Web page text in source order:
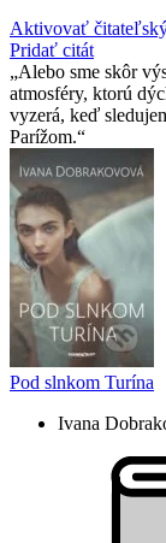
Aktivovať
Pridať citát
Alebo sme skôr
atmosféry, ktorú
vyzerá, keď
Parížom.
Pod slnkom Turína
Ivana